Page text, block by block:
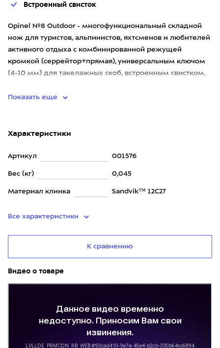
Встроенный свисток
Opinel №8 Outdoor - многофункциональный складной
нож для туристов, альпинистов, яхтсменов и любителей
активного отдыха с комбинированной режущей
кромкой (серрейтор+прямая), универсальным ключом
(4-10 мм) для такелажных скоб, встроенным свистком,
Показать еще
Характеристики
Артикул 001576
Вес (кг) 0,045
Материал клинка Sandvik™ 12C27
Все характеристики
К сравнению
Видео о товаре